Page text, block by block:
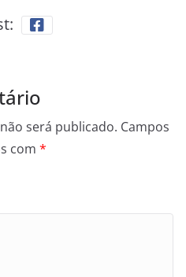
será publicado. Campos
com *